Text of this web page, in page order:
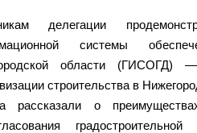
делегации
системы
области (ГИСОГД)
строительства в
рассказали о